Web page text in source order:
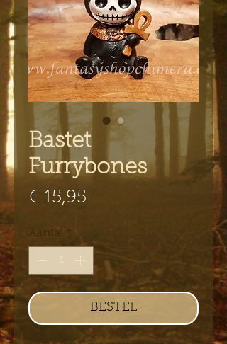
Bastet
Furrybones
€ 15,95
Aantal *
BESTEL